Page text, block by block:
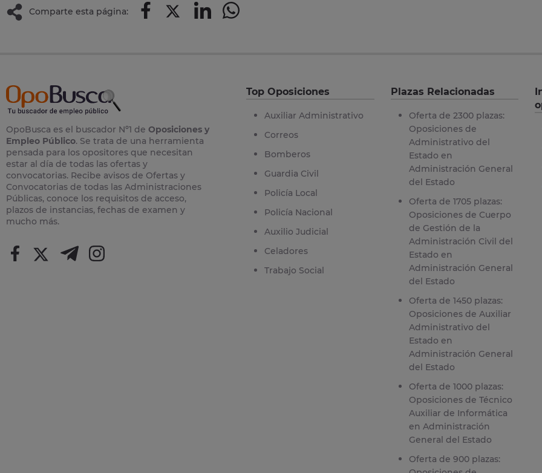
Comparte esta página:
OpoBusca es el buscador Nº1 de Oposiciones y
Empleo Público. Se trata de una herramienta
pensada para los opositores que necesitan
estar al día de todas las ofertas y
convocatorias. Recibe avisos de Ofertas y
Convocatorias de todas las Administraciones
Públicas, conoce los requisitos de acceso,
plazos de instancias, fechas de examen y
mucho más.
Top Oposiciones
Auxiliar Administrativo
Correos
Bomberos
Guardia Civil
Policía Local
Policía Nacional
Auxilio Judicial
Celadores
Trabajo Social
Plazas Relacionadas
Oferta de 2300 plazas:
Oposiciones de
Administrativo del
Estado en
Administración General
del Estado
Oferta de 1705 plazas:
Oposiciones de Cuerpo
de Gestión de la
Administración Civil del
Estado en
Administración General
del Estado
Oferta de 1450 plazas:
Oposiciones de Auxiliar
Administrativo del
Estado en
Administración General
del Estado
Oferta de 1000 plazas:
Oposiciones de Técnico
Auxiliar de Informática
en Administración
General del Estado
Oferta de 900 plazas: